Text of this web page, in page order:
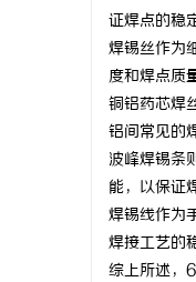
证焊点的稳
焊锡丝作为
度和焊点质
铜铝药芯焊
铝间常见的
波峰焊锡条
能，以保证
焊锡线作为
焊接工艺的
综上所述，